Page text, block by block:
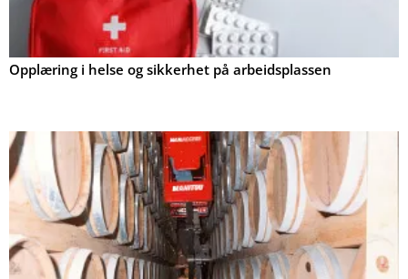
Opplæring i helse og sikkerhet på arbeidsplassen